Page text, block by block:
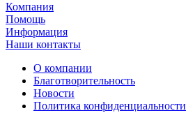
Компания
Помощь
Информация
Наши контакты
О компании
Благотворительность
Новости
Политика конфиденциальности